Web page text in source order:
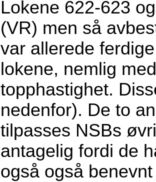
Lokene 622-623
(VR) men så
var allerede
lokene, nemlig
topphastighet.
nedenfor). De to
tilpasses NSBs
antagelig fordi de
også også